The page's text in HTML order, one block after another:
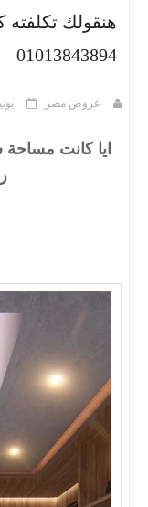
هنقولك تكلفته
01013843894
عروض مصر يونيو
ايا كانت مساحة